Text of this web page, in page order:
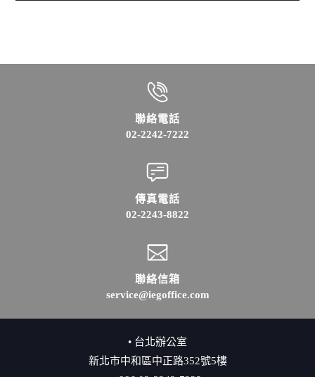
聯絡電話
02-2242-7222
傳真電話
02-2243-8822
聯絡信箱
service@iegoffice.com
• 台北辦公室
新北市中和區中正路352號5樓